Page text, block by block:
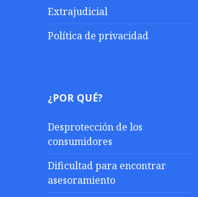
Extrajudicial
Política de privacidad
¿POR QUÉ?
Desprotección de los
consumidores
Dificultad para encontrar
asesoramiento